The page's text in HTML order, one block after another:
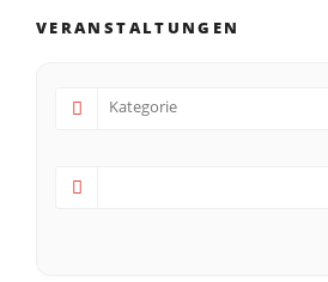
VERANSTALTUNGEN